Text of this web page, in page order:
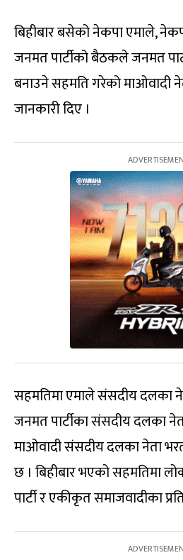
बिहीबार बसेको नेकपा एमाले,
जनमत पार्टीको बैठकले जनमत
बनाउने सहमति गरेको माओवादी
जानकारी दिए ।
सहमतिमा एमाले संसदीय दलका
जनमत पार्टीका संसदीय दलका
माओवादी संसदीय दलका नेता
छ । बिहीबार भएको सहमतिमा
पार्टी र एकीकृत समाजवादीका